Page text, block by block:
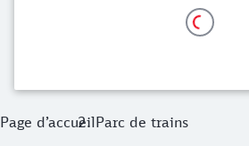
Page d’accueilParc de trains